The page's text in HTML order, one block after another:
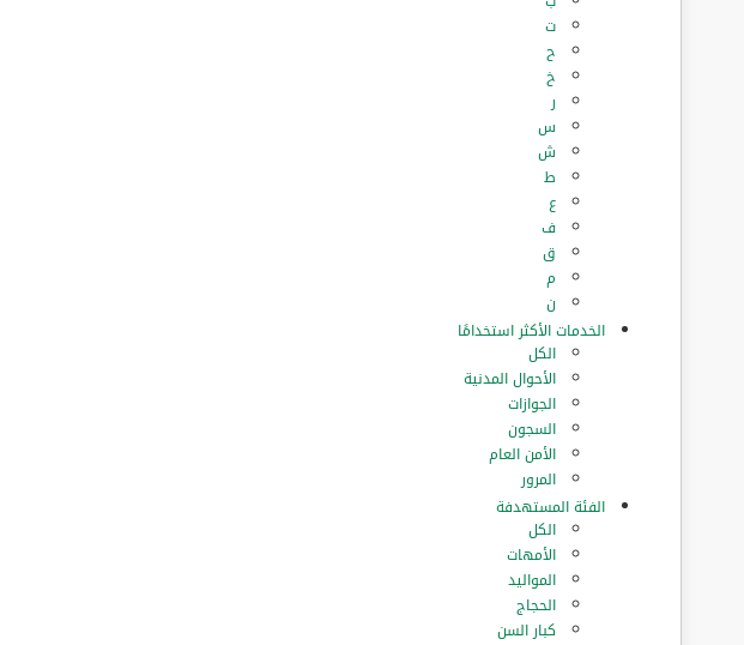
ت
ح
خ
ر
س
ش
ط
ع
ف
ق
م
ن
الخدمات الأكثر استخدامًا
الكل
الأحوال المدنية
الجوازات
السجون
الأمن العام
المرور
الفئة المستهدفة
الكل
الأمهات
المواليد
الحجاج
كبار السن